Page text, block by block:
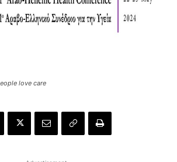
love care